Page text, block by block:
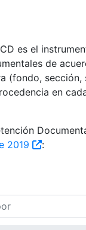
es el
de
sección,
en
2019 :